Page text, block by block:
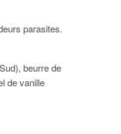
parasites.
beurre de
de vanille